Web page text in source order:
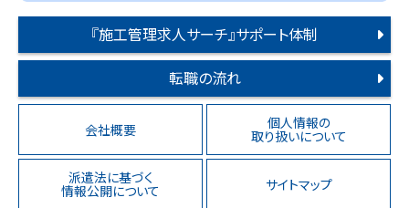
『施工管理求人サーチ』サポート体制
転職の流れ
会社概要 個人情報の
取り扱いについて
派遣法に基づく
情報公開について サイトマップ